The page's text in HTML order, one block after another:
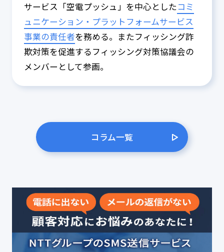
サービス「空電プッシュ」を中心としたコミ
ュニケーション・プラットフォームサービス
事業の責任者を務める。またフィッシング詐
欺対策を促進するフィッシング対策協議会の
メンバーとして参画。
コラム一覧